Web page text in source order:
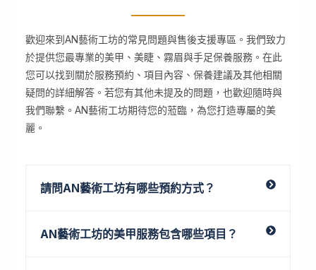
歡迎來到AN藝術工坊的常見問題與售後支援專區。我們致力
於提供您最專業的美甲、美睫、霧眉與手足保養服務。在此
您可以找到關於服務預約、項目內容、保養建議及其他相關
疑問的詳細解答。若您有其他未提及的問題，也歡迎隨時與
我們聯繫。AN藝術工坊期待您的蒞臨，為您打造專屬的美
麗。
請問AN藝術工坊有哪些預約方式？
AN藝術工坊的美甲服務包含哪些項目？